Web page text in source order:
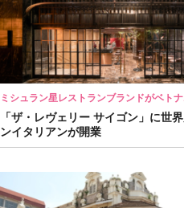
ミシュラン星レストランブランドがベト
「ザ・レヴェリー サイゴン」に世
ンイタリアンが開業